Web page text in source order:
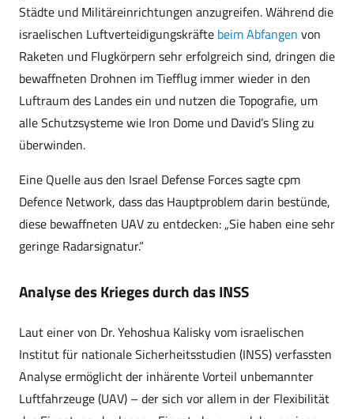
Städte und Militäreinrichtungen anzugreifen. Während die
israelischen Luftverteidigungskräfte beim Abfangen von
Raketen und Flugkörpern sehr erfolgreich sind, dringen die
bewaffneten Drohnen im Tiefflug immer wieder in den
Luftraum des Landes ein und nutzen die Topografie, um
alle Schutzsysteme wie Iron Dome und David’s Sling zu
überwinden.
Eine Quelle aus den Israel Defense Forces sagte cpm
Defence Network, dass das Hauptproblem darin bestünde,
diese bewaffneten UAV zu entdecken: „Sie haben eine sehr
geringe Radarsignatur.“
Analyse des Krieges durch das INSS
Laut einer von Dr. Yehoshua Kalisky vom israelischen
Institut für nationale Sicherheitsstudien (INSS) verfassten
Analyse ermöglicht der inhärente Vorteil unbemannter
Luftfahrzeuge (UAV) – der sich vor allem in der Flexibilität